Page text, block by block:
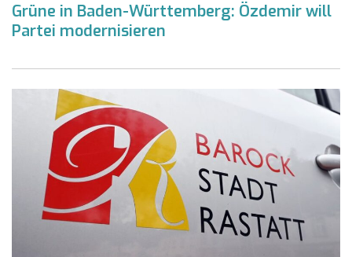
Grüne in Baden-Württemberg: Özdemir will
Partei modernisieren